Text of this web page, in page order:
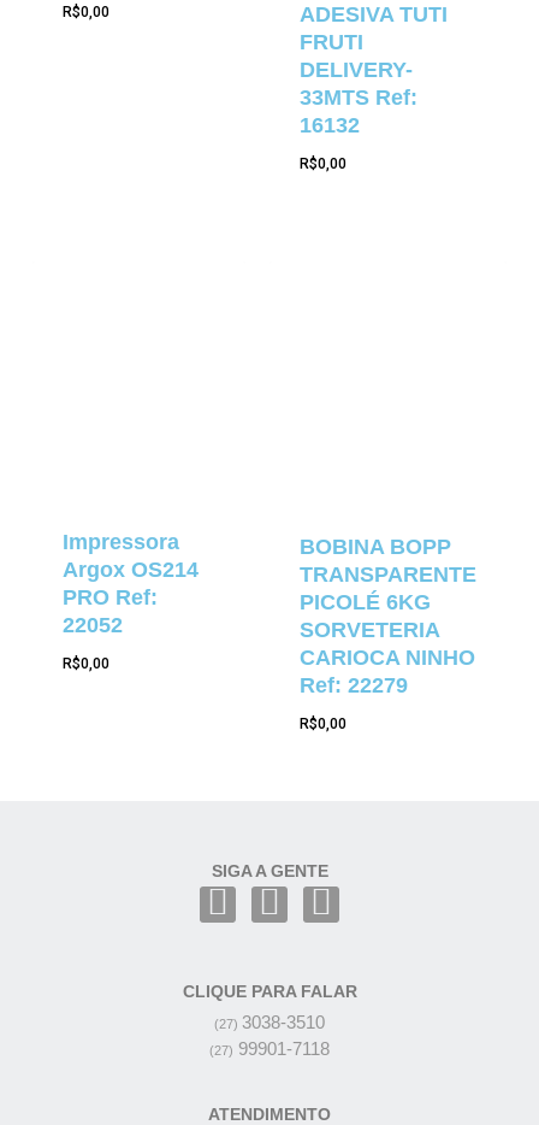
R$0,00
ADESIVA TUTI
FRUTI
DELIVERY-
33MTS Ref:
16132
R$0,00
Impressora
Argox OS214
PRO Ref:
22052
R$0,00
BOBINA BOPP
TRANSPARENTE
PICOLÉ 6KG
SORVETERIA
CARIOCA NINHO
Ref: 22279
R$0,00
SIGA A GENTE
CLIQUE PARA FALAR
(27) 3038-3510
(27) 99901-7118
ATENDIMENTO